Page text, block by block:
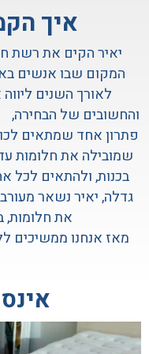
איך
יאיר הקים את רשת
המקום שבו אנשים
לאורך השנים
והחשובים של הבחירה,
פתרון אחד שמתאים
שמובילה את חלומות
בכנות, ולהתאים לכל
גדלה, יאיר נשאר
את חלומות,
מאז אנחנו ממשיכים